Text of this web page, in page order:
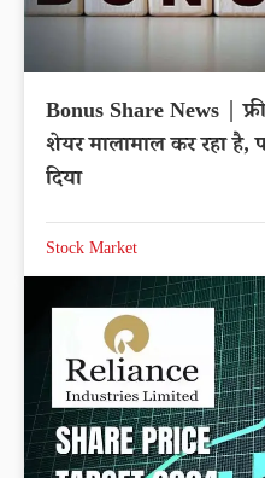
Bonus Share News |
शेयर मालामाल कर रहा है,
दिया
Stock Market